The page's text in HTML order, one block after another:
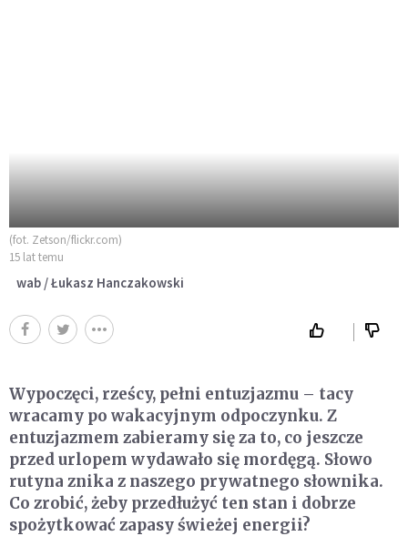
(fot. Zetson/flickr.com)
15 lat temu
wab / Łukasz Hanczakowski
Wypoczęci, rześcy, pełni entuzjazmu – tacy
wracamy po wakacyjnym odpoczynku. Z
entuzjazmem zabieramy się za to, co jeszcze
przed urlopem wydawało się mordęgą. Słowo
rutyna znika z naszego prywatnego słownika.
Co zrobić, żeby przedłużyć ten stan i dobrze
spożytkować zapasy świeżej energii?